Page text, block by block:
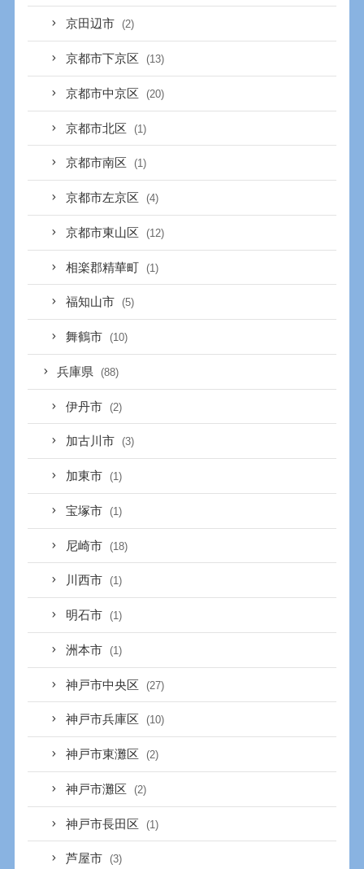
京田辺市 (2)
京都市下京区 (13)
京都市中京区 (20)
京都市北区 (1)
京都市南区 (1)
京都市左京区 (4)
京都市東山区 (12)
相楽郡精華町 (1)
福知山市 (5)
舞鶴市 (10)
兵庫県 (88)
伊丹市 (2)
加古川市 (3)
加東市 (1)
宝塚市 (1)
尼崎市 (18)
川西市 (1)
明石市 (1)
洲本市 (1)
神戸市中央区 (27)
神戸市兵庫区 (10)
神戸市東灘区 (2)
神戸市灘区 (2)
神戸市長田区 (1)
芦屋市 (3)